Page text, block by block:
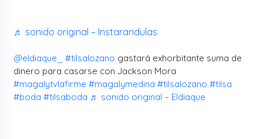
♬ sonido original – Instarandulas
@eldiaque_ #tilsalozano gastará exhorbitante suma de
dinero para casarse con Jackson Mora
#magalytvlafirme #magalymedina #tilsalozano #tilsa
#boda #tilsaboda ♬ sonido original – Eldiaque